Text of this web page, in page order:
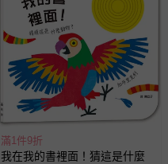
滿1件9折
我在我的書裡面！猜這是什麼